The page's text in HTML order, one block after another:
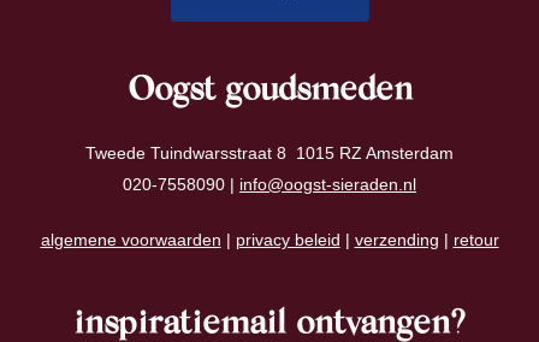
Oogst goudsmeden
Tweede Tuindwarsstraat 8 1015 RZ Amsterdam
020-7558090 | info@oogst-sieraden.nl
algemene voorwaarden | privacy beleid | verzending | retour
inspiratiemail ontvangen?